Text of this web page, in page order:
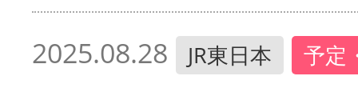
2025.08.28 JR東日本 予定